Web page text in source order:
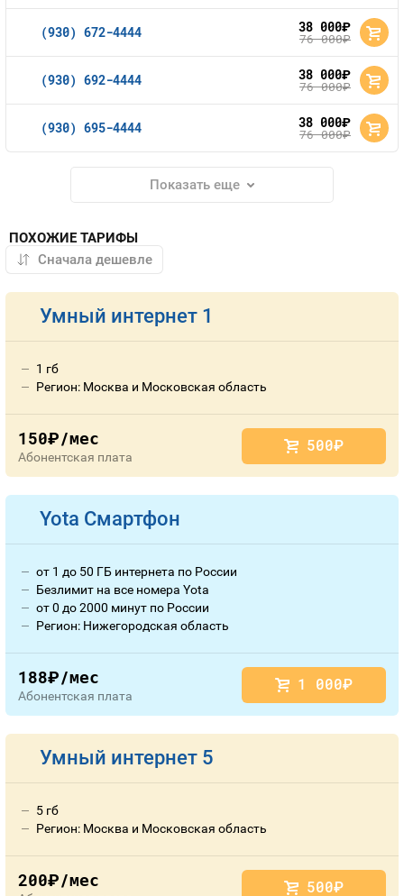
(930) 672-4444 38 000руб.
76 000руб.
(930) 692-4444 38 000руб.
76 000руб.
(930) 695-4444 38 000руб.
76 000руб.
Показать еще
ПОХОЖИЕ ТАРИФЫ
Умный интернет 1
1 гб
Регион: Москва и Московская область
150руб./мес
Абонентская плата
500руб.
Yota Смартфон
от 1 до 50 ГБ интернета по России
Безлимит на все номера Yota
от 0 до 2000 минут по России
Регион: Нижегородская область
188руб./мес
Абонентская плата
1 000руб.
Умный интернет 5
5 гб
Регион: Москва и Московская область
200руб./мес 500руб.